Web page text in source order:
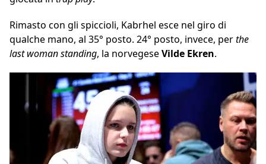
Rimasto con gli spiccioli, Kabrhel esce nel giro di
qualche mano, al 35° posto. 24° posto, invece, perthe
last woman standing, la norvegeseVilde Ekren.